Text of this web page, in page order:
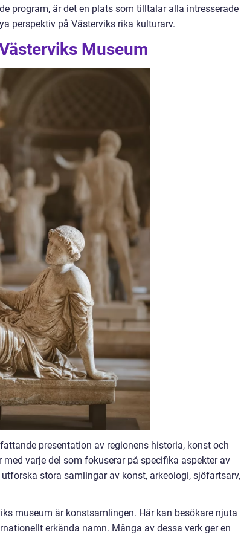
program, är det en plats som tilltalar alla intresserade
perspektiv på Västerviks rika kulturarv.
Museum
presentation av regionens historia, konst och
varje del som fokuserar på specifika aspekter av
stora samlingar av konst, arkeologi, sjöfartsarv,
museum är konstsamlingen. Här kan besökare njuta
erkända namn. Många av dessa verk ger en